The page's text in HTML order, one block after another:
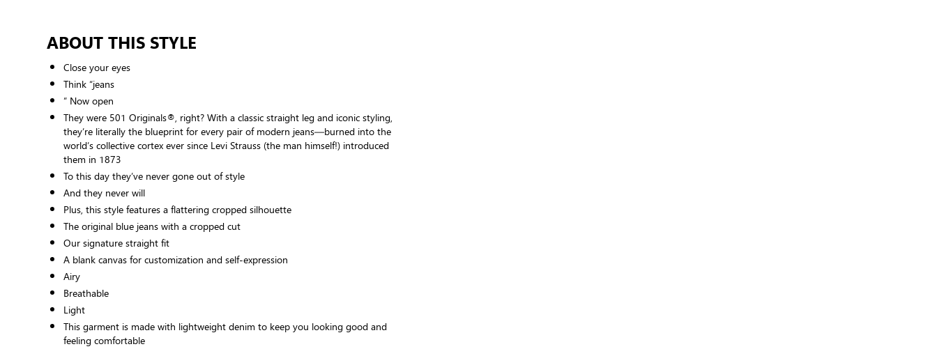
ABOUT THIS STYLE
Close your eyes
Think “jeans
” Now open
They were 501 Originals®, right? With a classic straight leg and iconic styling,
they’re literally the blueprint for every pair of modern jeans—burned into the
world’s collective cortex ever since Levi Strauss (the man himself!) introduced
them in 1873
To this day they’ve never gone out of style
And they never will
Plus, this style features a flattering cropped silhouette
The original blue jeans with a cropped cut
Our signature straight fit
A blank canvas for customization and self-expression
Airy
Breathable
Light
This garment is made with lightweight denim to keep you looking good and
feeling comfortable